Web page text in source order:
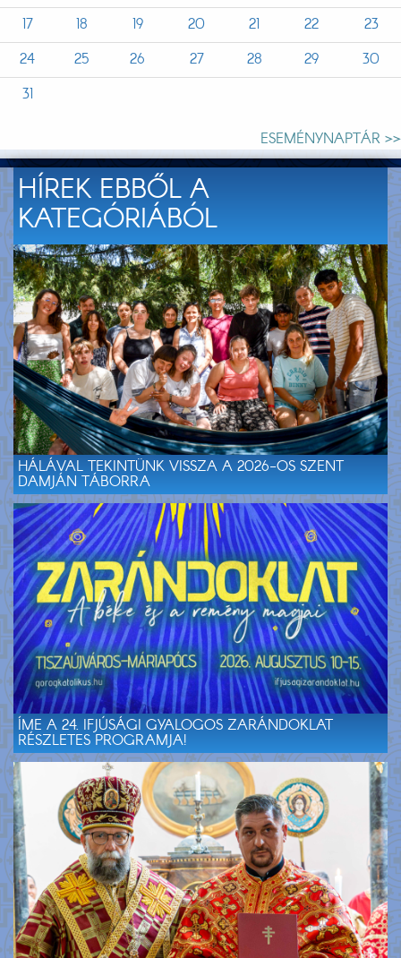
17 18 19 20 21 22
23
24
25 26 27 28 29
30
31
ESEMÉNYNAPTÁR >>
HÍREK EBBŐL A
KATEGÓRIÁBÓL
HÁLÁVAL TEKINTÜNK VISSZA A 2026-OS SZENT
DAMJÁN TÁBORRA
ÍME A 24. IFJÚSÁGI GYALOGOS ZARÁNDOKLAT
RÉSZLETES PROGRAMJA!